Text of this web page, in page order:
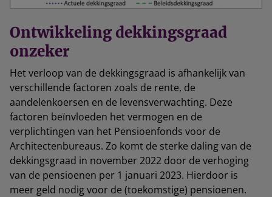
Ontwikkeling dekkingsgraad
onzeker
Het verloop van de dekkingsgraad is afhankelijk van
verschillende factoren zoals de rente, de
aandelenkoersen en de levensverwachting. Deze
factoren beïnvloeden het vermogen en de
verplichtingen van het Pensioenfonds voor de
Architectenbureaus. Zo komt de sterke daling van de
dekkingsgraad in november 2022 door de verhoging
van de pensioenen per 1 januari 2023. Hierdoor is
meer geld nodig voor de (toekomstige) pensioenen.